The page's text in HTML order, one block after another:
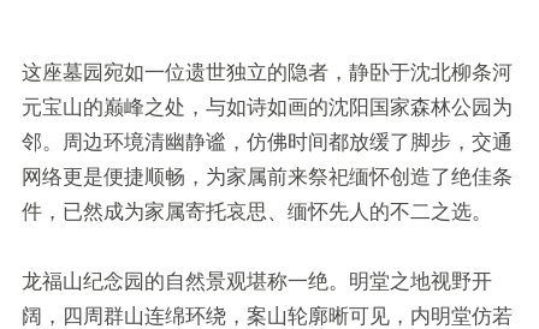
这座墓园宛如一位遗世独立的隐者，静卧于沈北柳条河
元宝山的巅峰之处，与如诗如画的沈阳国家森林公园为
邻。周边环境清幽静谧，仿佛时间都放缓了脚步，交通
网络更是便捷顺畅，为家属前来祭祀缅怀创造了绝佳条
件，已然成为家属寄托哀思、缅怀先人的不二之选。
龙福山纪念园的自然景观堪称一绝。明堂之地视野开
阔，四周群山连绵环绕，案山轮廓晰可见，内明堂仿若